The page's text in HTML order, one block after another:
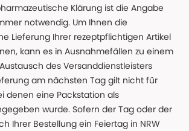
Klärung ist die Angabe
notwendig. Um Ihnen die
Lieferung Ihrer rezeptpflichtigen Artikel
kann es in Ausnahmefällen zu einem
des Versanddienstleisters
am nächsten Tag gilt nicht für
denen eine Packstation als
wurde. Sofern der Tag oder der
Ihrer Bestellung ein Feiertag in NRW